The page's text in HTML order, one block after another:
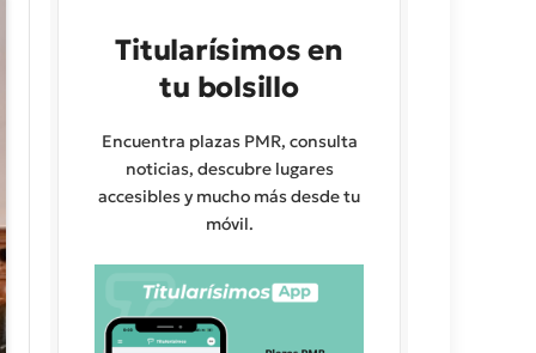
Titularísimos en
tu bolsillo
Encuentra plazas PMR, consulta
noticias, descubre lugares
accesibles y mucho más desde tu
móvil.